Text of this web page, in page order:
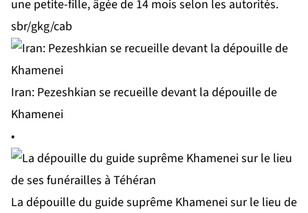
une petite-fille, âgée de 14 mois selon les autorités.
sbr/gkg/cab
Iran: Pezeshkian se recueille devant la dépouille de
Khamenei
•
La dépouille du guide suprême Khamenei sur le lieu de